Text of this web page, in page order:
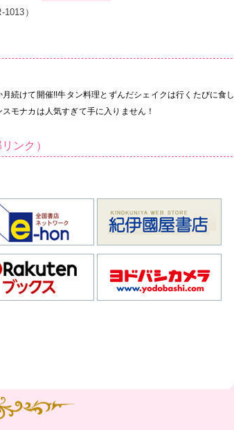
）
続けて開催!!牛タン料理とずんだシェイクは行くたびに食し
モナカは人気すぎて手に入りません！
ンク）